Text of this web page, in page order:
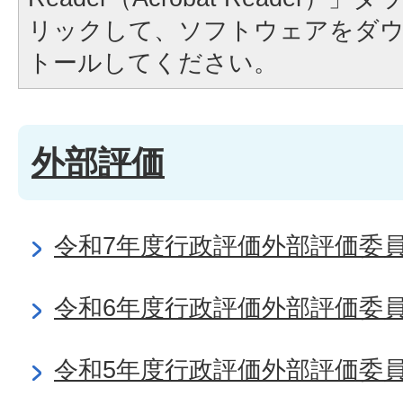
リックして、ソフトウェアをダ
トールしてください。
外部評価
令和7年度行政評価外部評価委
令和6年度行政評価外部評価委
令和5年度行政評価外部評価委